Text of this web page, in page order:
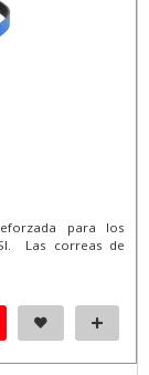
para los
Las correas de